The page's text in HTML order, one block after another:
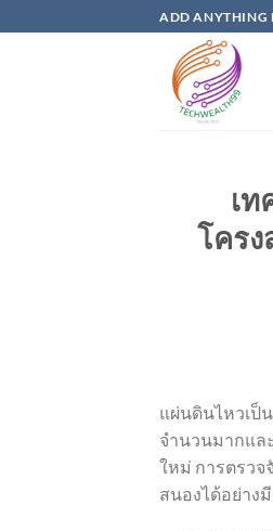
to
ADD ANYTHING
เ
โคร
แผ่นดินไหวเป็
จำนวนมากแล
ใหม่ การตรว
สนองได้อย่าง